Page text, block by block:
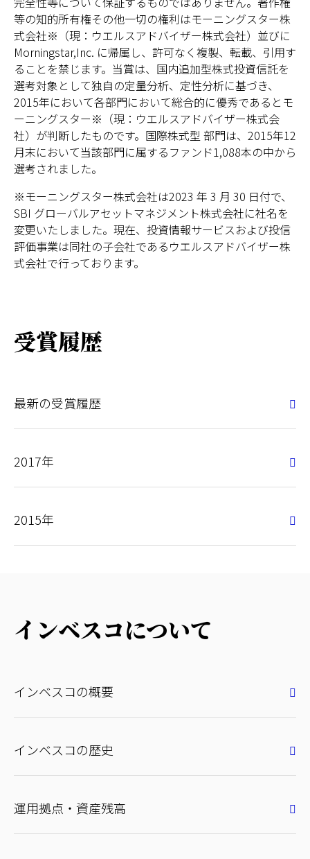
等の知的所有権その他一切の権利はモーニングスター株
式会社※（現：ウエルスアドバイザー株式会社）並びに
Morningstar,Inc. に帰属し、許可なく複製、転載、引用す
ることを禁じます。当賞は、国内追加型株式投資信託を
選考対象として独自の定量分析、定性分析に基づき、
2015年において各部門において総合的に優秀であるとモ
ーニングスター※（現：ウエルスアドバイザー株式会
社）が判断したものです。国際株式型 部門は、2015年12
月末において当該部門に属するファンド1,088本の中から
選考されました。
※モーニングスター株式会社は2023 年 3 月 30 日付で、
SBI グローバルアセットマネジメント株式会社に社名を
変更いたしました。現在、投資情報サービスおよび投信
評価事業は同社の子会社であるウエルスアドバイザー株
式会社で行っております。
受賞履歴
最新の受賞履歴
2017年
2015年
インベスコについて
インベスコの概要
インベスコの歴史
運用拠点・資産残高